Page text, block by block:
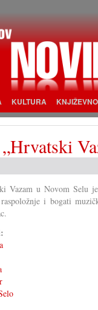
KULTURA
Vazam u Novom Selu
i bogati